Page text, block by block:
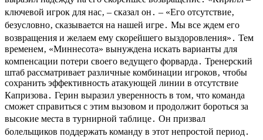
ключевой игрок для нас‚ – сказал он․ – «Его отсутствие‚
безусловно‚ сказывается на нашей игре․ Мы все ждем его
возвращения и желаем ему скорейшего выздоровления»․ Тем
временем‚ «Миннесота» вынуждена искать варианты для
компенсации потери своего ведущего форварда․ Тренерский
штаб рассматривает различные комбинации игроков‚ чтобы
сохранить эффективность атакующей линии в отсутствие
Капризова․ Герин выразил уверенность в том‚ что команда
сможет справиться с этим вызовом и продолжит бороться за
высокие места в турнирной таблице․ Он призвал
болельщиков поддержать команду в этот непростой период․